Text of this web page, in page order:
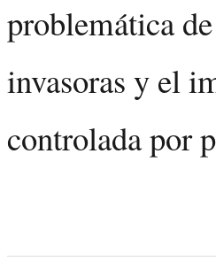
problemática
invasoras y el
controlada por